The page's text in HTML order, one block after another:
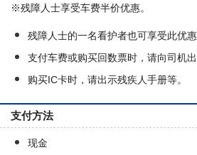
※残障人士享受车费半价优惠。
残障人士的一名看护者也可享受此优惠
支付车费或购买回数票时，请向司机出
购买IC卡时，请出示残疾人手册等。
支付方法
现金